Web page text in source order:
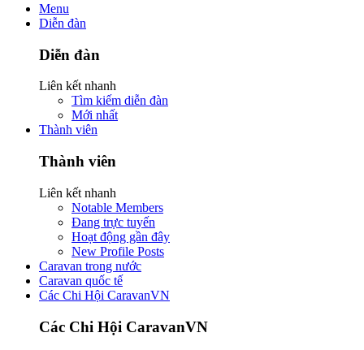
Menu
Diễn đàn
Diễn đàn
Liên kết nhanh
Tìm kiếm diễn đàn
Mới nhất
Thành viên
Thành viên
Liên kết nhanh
Notable Members
Đang trực tuyến
Hoạt động gần đây
New Profile Posts
Caravan trong nước
Caravan quốc tế
Các Chi Hội CaravanVN
Các Chi Hội CaravanVN